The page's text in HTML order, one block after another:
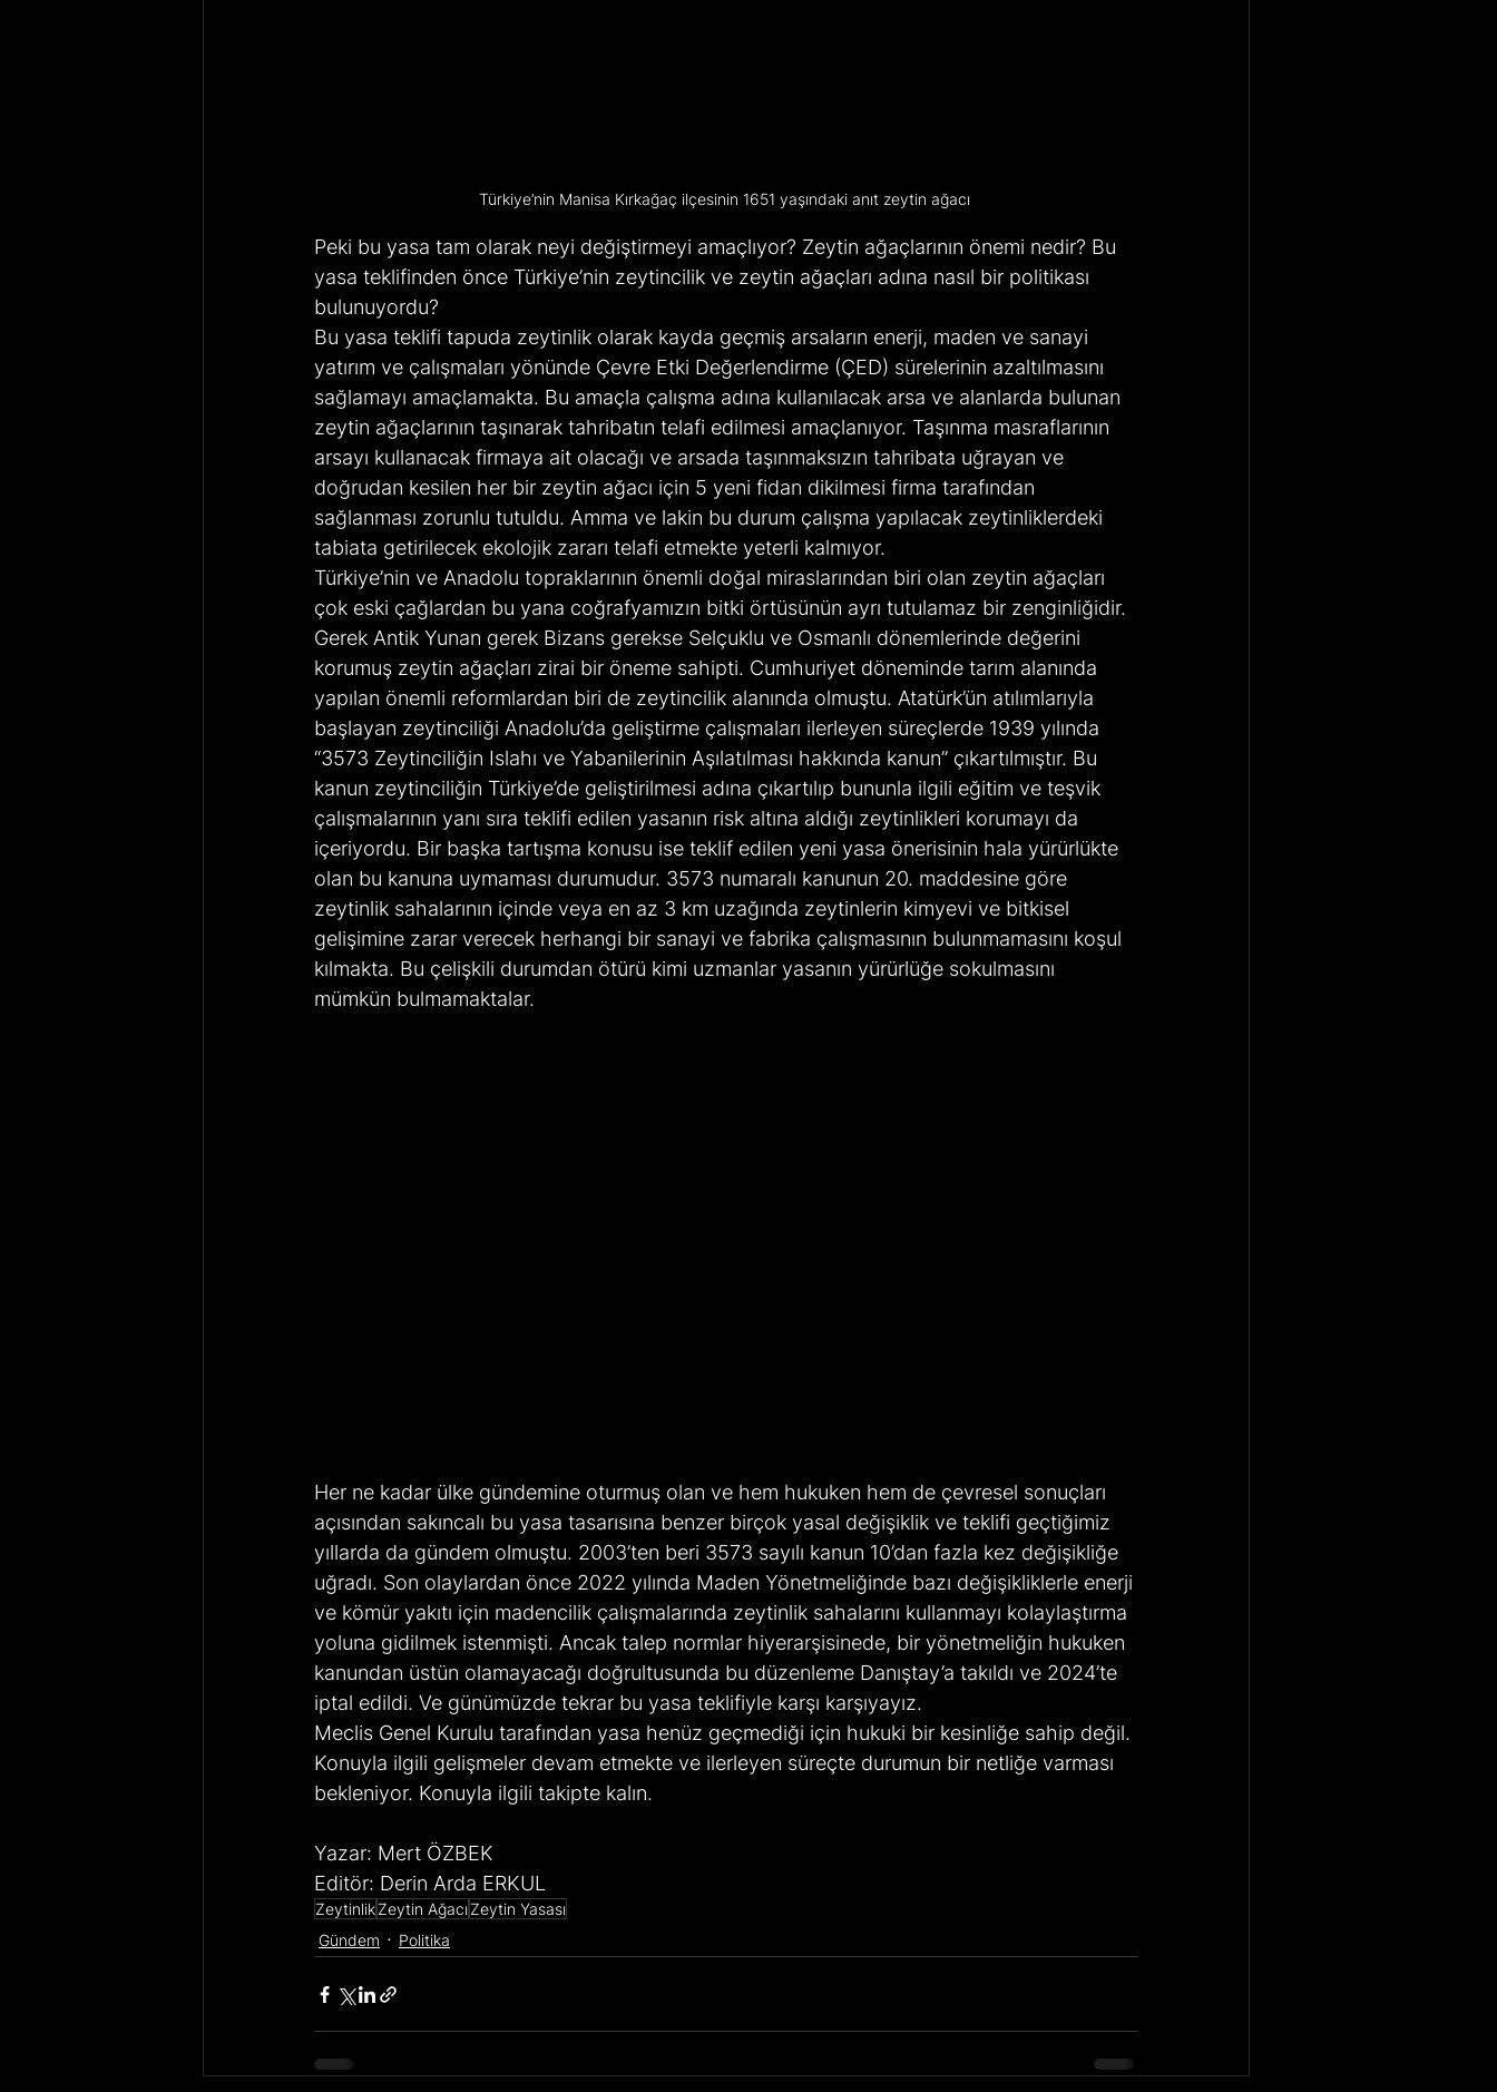
Türkiye’nin Manisa Kırkağaç ilçesinin 1651 yaşındaki anıt zeytin ağacı
Peki bu yasa tam olarak neyi değiştirmeyi amaçlıyor? Zeytin ağaçlarının önemi nedir? Bu
yasa teklifinden önce Türkiye’nin zeytincilik ve zeytin ağaçları adına nasıl bir politikası
bulunuyordu?
Bu yasa teklifi tapuda zeytinlik olarak kayda geçmiş arsaların enerji, maden ve sanayi
yatırım ve çalışmaları yönünde Çevre Etki Değerlendirme (ÇED) sürelerinin azaltılmasını
sağlamayı amaçlamakta. Bu amaçla çalışma adına kullanılacak arsa ve alanlarda bulunan
zeytin ağaçlarının taşınarak tahribatın telafi edilmesi amaçlanıyor. Taşınma masraflarının
arsayı kullanacak firmaya ait olacağı ve arsada taşınmaksızın tahribata uğrayan ve
doğrudan kesilen her bir zeytin ağacı için 5 yeni fidan dikilmesi firma tarafından
sağlanması zorunlu tutuldu. Amma ve lakin bu durum çalışma yapılacak zeytinliklerdeki
tabiata getirilecek ekolojik zararı telafi etmekte yeterli kalmıyor.
Türkiye’nin ve Anadolu topraklarının önemli doğal miraslarından biri olan zeytin ağaçları
çok eski çağlardan bu yana coğrafyamızın bitki örtüsünün ayrı tutulamaz bir zenginliğidir.
Gerek Antik Yunan gerek Bizans gerekse Selçuklu ve Osmanlı dönemlerinde değerini
korumuş zeytin ağaçları zirai bir öneme sahipti. Cumhuriyet döneminde tarım alanında
yapılan önemli reformlardan biri de zeytincilik alanında olmuştu. Atatürk’ün atılımlarıyla
başlayan zeytinciliği Anadolu’da geliştirme çalışmaları ilerleyen süreçlerde 1939 yılında
“3573 Zeytinciliğin Islahı ve Yabanilerinin Aşılatılması hakkında kanun” çıkartılmıştır. Bu
kanun zeytinciliğin Türkiye’de geliştirilmesi adına çıkartılıp bununla ilgili eğitim ve teşvik
çalışmalarının yanı sıra teklifi edilen yasanın risk altına aldığı zeytinlikleri korumayı da
içeriyordu. Bir başka tartışma konusu ise teklif edilen yeni yasa önerisinin hala yürürlükte
olan bu kanuna uymaması durumudur. 3573 numaralı kanunun 20. maddesine göre
zeytinlik sahalarının içinde veya en az 3 km uzağında zeytinlerin kimyevi ve bitkisel
gelişimine zarar verecek herhangi bir sanayi ve fabrika çalışmasının bulunmamasını koşul
kılmakta. Bu çelişkili durumdan ötürü kimi uzmanlar yasanın yürürlüğe sokulmasını
mümkün bulmamaktalar.
Her ne kadar ülke gündemine oturmuş olan ve hem hukuken hem de çevresel sonuçları
açısından sakıncalı bu yasa tasarısına benzer birçok yasal değişiklik ve teklifi geçtiğimiz
yıllarda da gündem olmuştu. 2003’ten beri 3573 sayılı kanun 10’dan fazla kez değişikliğe
uğradı. Son olaylardan önce 2022 yılında Maden Yönetmeliğinde bazı değişikliklerle enerji
ve kömür yakıtı için madencilik çalışmalarında zeytinlik sahalarını kullanmayı kolaylaştırma
yoluna gidilmek istenmişti. Ancak talep normlar hiyerarşisinede, bir yönetmeliğin hukuken
kanundan üstün olamayacağı doğrultusunda bu düzenleme Danıştay’a takıldı ve 2024’te
iptal edildi. Ve günümüzde tekrar bu yasa teklifiyle karşı karşıyayız.
Meclis Genel Kurulu tarafından yasa henüz geçmediği için hukuki bir kesinliğe sahip değil.
Konuyla ilgili gelişmeler devam etmekte ve ilerleyen süreçte durumun bir netliğe varması
bekleniyor. Konuyla ilgili takipte kalın.
Yazar: Mert ÖZBEK
Editör: Derin Arda ERKUL
ZeytinlikZeytin Ağacı Zeytin Yasası
Gündem
Politika